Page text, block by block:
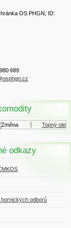
OS PHGN, ID:
689
Topný olej
odkazy
odborů